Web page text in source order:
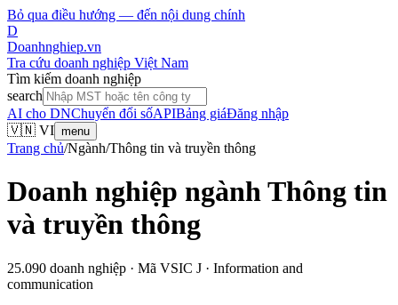
Bỏ qua điều hướng — đến nội dung chính
D
Doanhnghiep.vn
Tra cứu doanh nghiệp Việt Nam
Tìm kiếm doanh nghiệp
search
AI cho DNChuyển đổi sốAPIBảng giáĐăng nhập
🇻🇳 VI menu
Trang chủ/Ngành/Thông tin và truyền thông
Doanh nghiệp ngànhThông tin
và truyền thông
25.090 doanh nghiệp · Mã VSIC J · Information and
communication